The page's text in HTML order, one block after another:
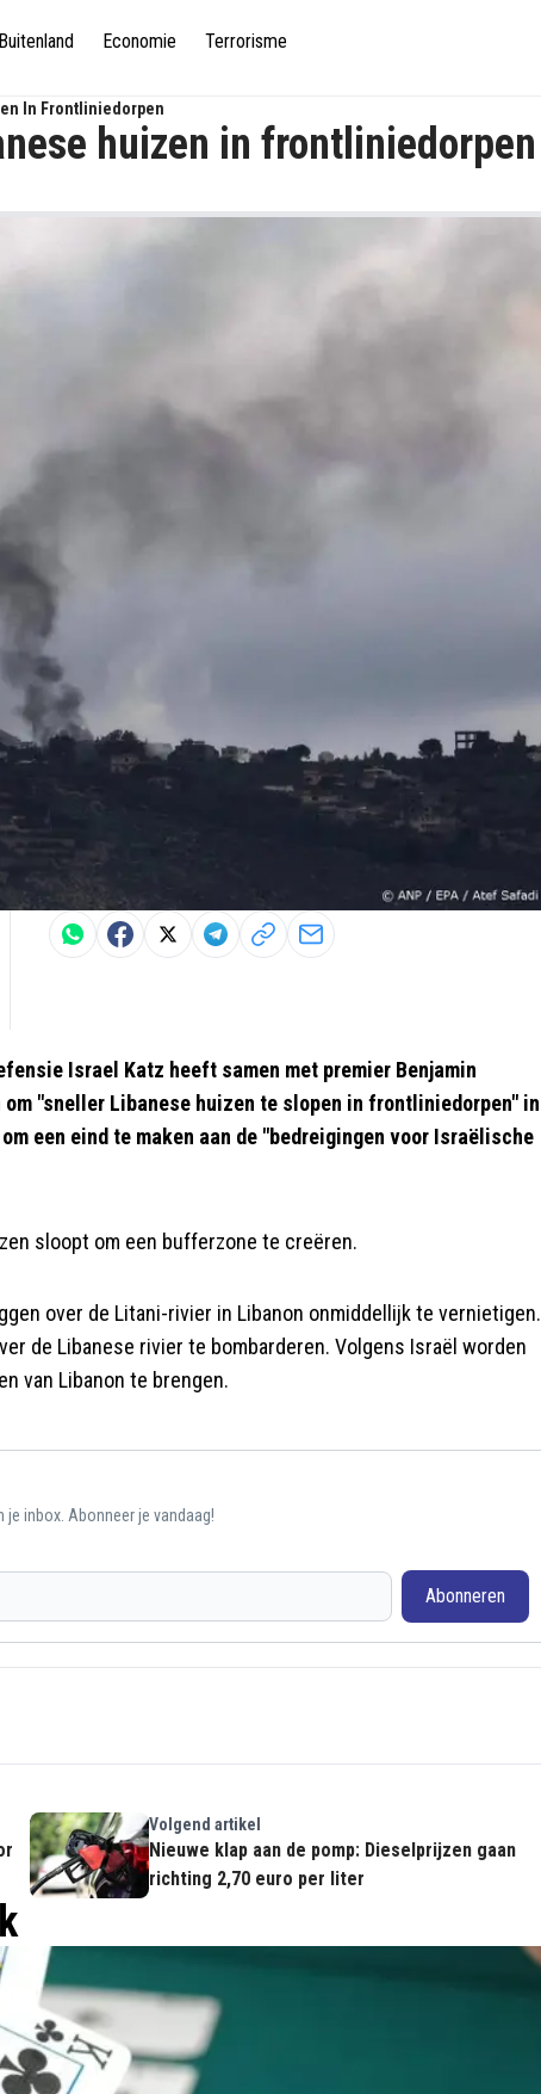
Buitenland Economie Terrorisme
In Frontliniedorpen
huizen in frontliniedorpen
Israel Katz heeft samen met premier Benjamin
"sneller Libanese huizen te slopen in frontliniedorpen" in
een eind te maken aan de "bedreigingen voor Israëlische
sloopt om een bufferzone te creëren.
over de Litani-rivier in Libanon onmiddellijk te vernietigen.
de Libanese rivier te bombarderen. Volgens Israël worden
van Libanon te brengen.
je inbox. Abonneer je vandaag!
Abonneren
Volgend artikel
Nieuwe klap aan de pomp: Dieselprijzen gaan
richting 2,70 euro per liter